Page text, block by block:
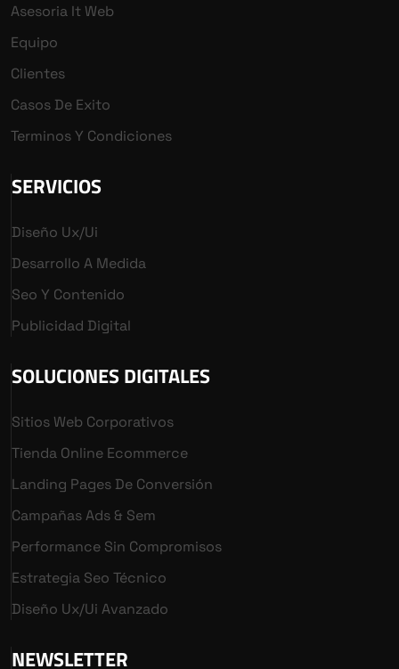
Asesoria It Web
Equipo
Clientes
Casos De Exito
Terminos Y Condiciones
SERVICIOS
Diseño Ux/ui
Desarrollo A Medida
Seo Y Contenido
Publicidad Digital
SOLUCIONES DIGITALES
Sitios Web Corporativos
Tienda Online Ecommerce
Landing Pages De Conversión
Campañas Ads & Sem
Performance Sin Compromisos
Estrategia Seo Técnico
Diseño Ux/ui Avanzado
NEWSLETTER